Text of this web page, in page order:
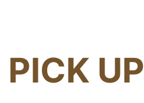
PICK UP